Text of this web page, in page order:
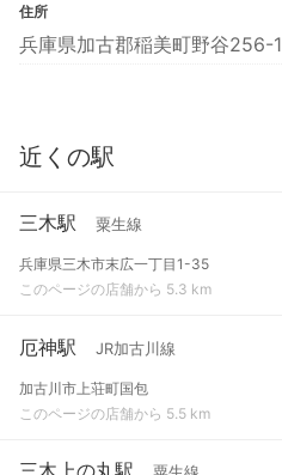
住所
兵庫県加古郡稲美町野谷256-1
近くの駅
三木駅 粟生線
兵庫県三木市末広一丁目1-35
このページの店舗から 5.3 km
厄神駅 JR加古川線
加古川市上荘町国包
このページの店舗から 5.5 km
三木上の丸駅